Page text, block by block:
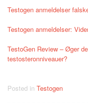
Testogen anmeldelser
Testogen anmeldelser:
TestoGen Review – Øger
testosteronniveauer?
Posted in Testogen